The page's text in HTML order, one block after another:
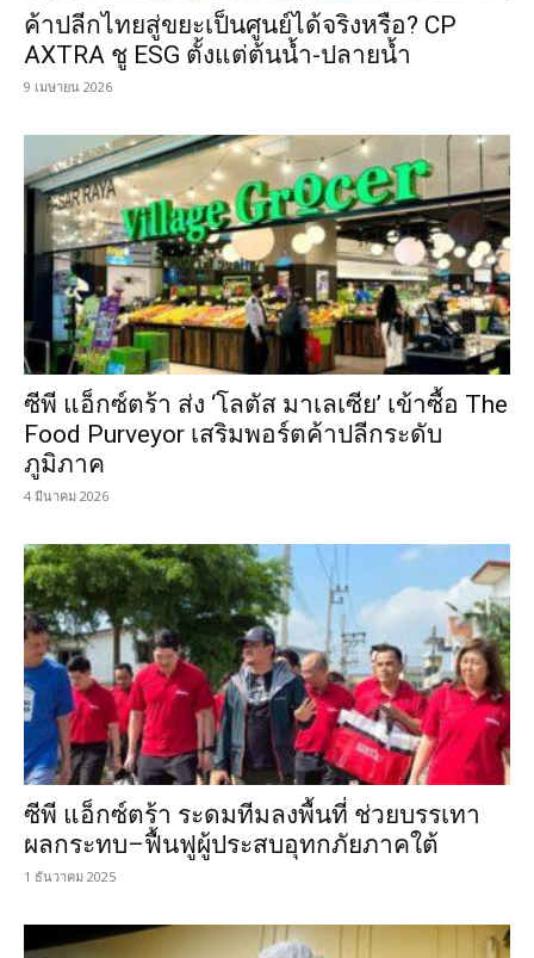
ค้าปลีกไทยสู่ขยะเป็นศูนย์ได้จริงหรือ? CP
AXTRA ชู ESG ตั้งแต่ต้นน้ำ-ปลายน้ำ
9 เมษายน 2026
ซีพี แอ็กซ์ตร้า ส่ง ‘โลตัส มาเลเซีย’ เข้าซื้อ The
Food Purveyor เสริมพอร์ตค้าปลีกระดับ
ภูมิภาค
4 มีนาคม 2026
ซีพี แอ็กซ์ตร้า ระดมทีมลงพื้นที่ ช่วยบรรเทา
ผลกระทบ–ฟื้นฟูผู้ประสบอุทกภัยภาคใต้
1 ธันวาคม 2025